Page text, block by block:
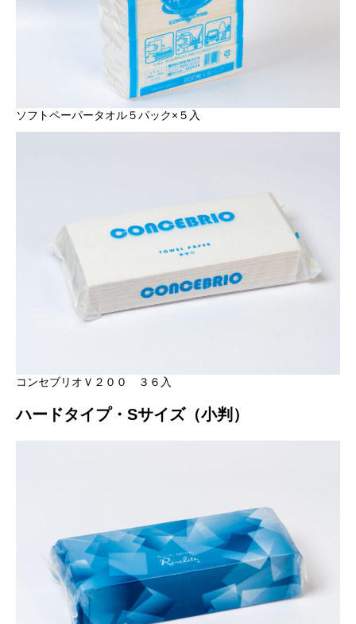
ソフトペーパータオル５パック×５入
コンセブリオＶ２００ ３６入
ハードタイプ・Sサイズ（小判）